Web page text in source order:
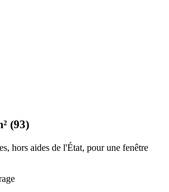
(93)
hors aides de l'État, pour une fenêtre